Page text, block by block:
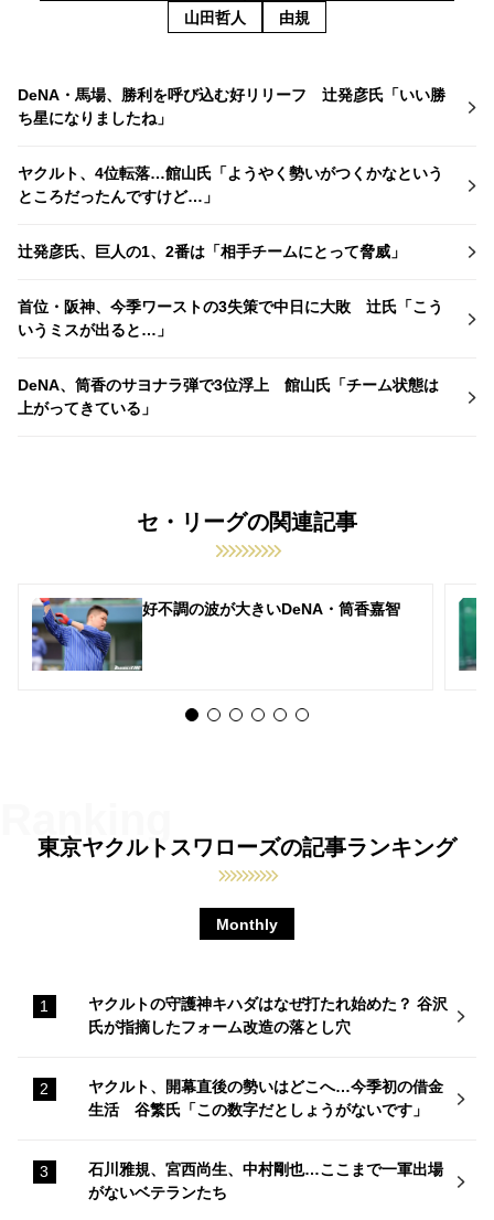
山田哲人
由規
DeNA・馬場、勝利を呼び込む好リリーフ 辻発彦氏「いい勝
ち星になりましたね」
ヤクルト、4位転落…館山氏「ようやく勢いがつくかなという
ところだったんですけど…」
辻発彦氏、巨人の1、2番は「相手チームにとって脅威」
首位・阪神、今季ワーストの3失策で中日に大敗 辻氏「こう
いうミスが出ると…」
DeNA、筒香のサヨナラ弾で3位浮上 館山氏「チーム状態は
上がってきている」
セ・リーグの関連記事
好不調の波が大きいDeNA・筒香嘉智
東京ヤクルトスワローズの記事ランキング
Monthly
ヤクルトの守護神キハダはなぜ打たれ始めた？ 谷沢
氏が指摘したフォーム改造の落とし穴
ヤクルト、開幕直後の勢いはどこへ…今季初の借金
生活 谷繁氏「この数字だとしょうがないです」
石川雅規、宮西尚生、中村剛也…ここまで一軍出場
がないベテランたち